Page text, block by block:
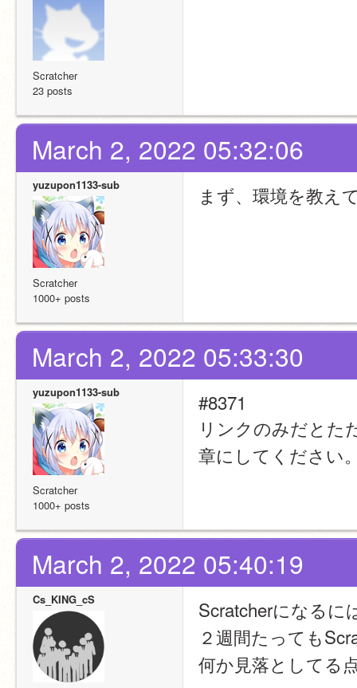
Scratcher
23 posts
March 2, 2022 05:32:06
yuzupon1133-sub
Scratcher
1000+ posts
まず、環境を教え
March 2, 2022 05:33:30
yuzupon1133-sub
Scratcher
1000+ posts
#8371
リンクのみだとた
章にしてください
March 2, 2022 05:40:19
Cs_KING_cS
Scratcherになる
２週間たっても
何か見落としてる